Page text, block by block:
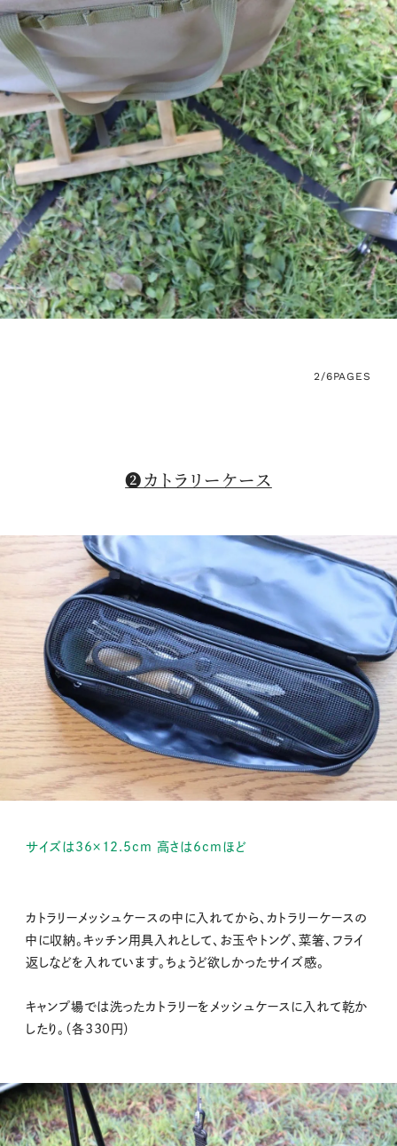
2/6PAGES
❷カトラリーケース
サイズは36×12.5cm 高さは6cmほど
カトラリーメッシュケースの中に入れてから、カトラリーケースの
中に収納。キッチン用具入れとして、お玉やトング、菜箸、フライ
返しなどを入れています。ちょうど欲しかったサイズ感。
キャンプ場では洗ったカトラリーをメッシュケースに入れて乾か
したり。（各330円）